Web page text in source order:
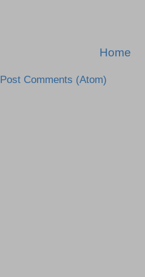
Home
Post Comments (Atom)